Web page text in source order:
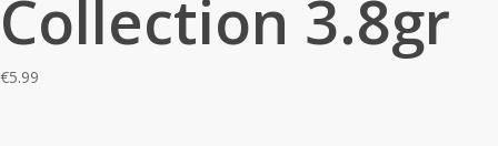
Collection 3.8gr
€5.99